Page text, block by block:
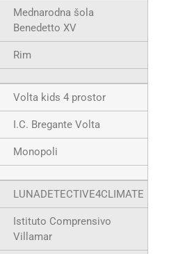
Mednarodna šola
Benedetto XV
Rim
Volta kids 4 prostor
I.C. Bregante Volta
Monopoli
LUNADETECTIVE4CLIMATE
Istituto Comprensivo
Villamar